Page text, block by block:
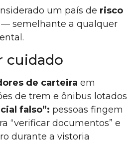
um país de risco
— semelhante a qualquer
cuidado
de carteira em
de trem e ônibus lotados
falso”: pessoas fingem
“verificar documentos” e
durante a vistoria